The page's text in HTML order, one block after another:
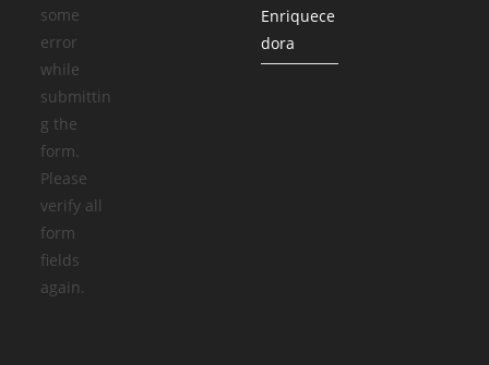
some
error
while
submittin
g the
form.
Please
verify all
form
fields
again.
Enriquece
dora